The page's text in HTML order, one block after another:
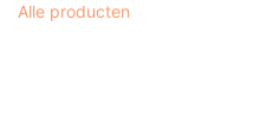
Alle producten